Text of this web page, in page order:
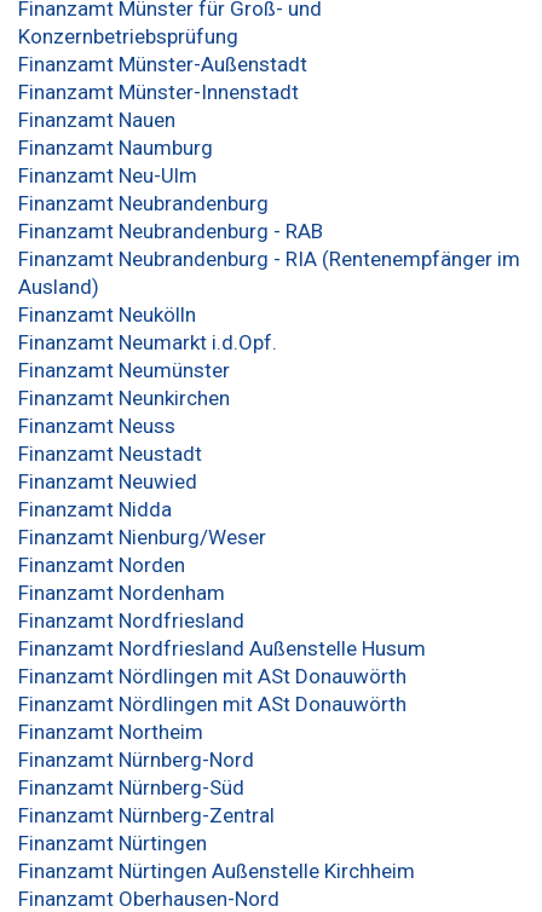
Finanzamt Münster für Groß- und
Konzernbetriebsprüfung
Finanzamt Münster-Außenstadt
Finanzamt Münster-Innenstadt
Finanzamt Nauen
Finanzamt Naumburg
Finanzamt Neu-Ulm
Finanzamt Neubrandenburg
Finanzamt Neubrandenburg - RAB
Finanzamt Neubrandenburg - RIA (Rentenempfänger im
Ausland)
Finanzamt Neukölln
Finanzamt Neumarkt i.d.Opf.
Finanzamt Neumünster
Finanzamt Neunkirchen
Finanzamt Neuss
Finanzamt Neustadt
Finanzamt Neuwied
Finanzamt Nidda
Finanzamt Nienburg/Weser
Finanzamt Norden
Finanzamt Nordenham
Finanzamt Nordfriesland
Finanzamt Nordfriesland Außenstelle Husum
Finanzamt Nördlingen mit ASt Donauwörth
Finanzamt Nördlingen mit ASt Donauwörth
Finanzamt Northeim
Finanzamt Nürnberg-Nord
Finanzamt Nürnberg-Süd
Finanzamt Nürnberg-Zentral
Finanzamt Nürtingen
Finanzamt Nürtingen Außenstelle Kirchheim
Finanzamt Oberhausen-Nord